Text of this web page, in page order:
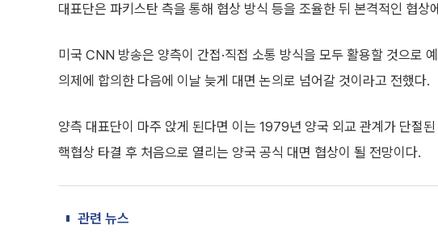
대표단은 파키스탄 측을 통해 협상 방식 등을 조율한 뒤 본격적인 협상
미국 CNN 방송은 양측이 간접·직접 소통 방식을 모두 활용할 것으로
의제에 합의한 다음에 이날 늦게 대면 논의로 넘어갈 것이라고 전했다.
양측 대표단이 마주 앉게 된다면 이는 1979년 양국 외교 관계가 단절
핵협상 타결 후 처음으로 열리는 양국 공식 대면 협상이 될 전망이다.
관련 뉴스